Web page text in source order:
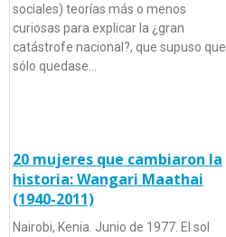
sociales) teorías más o menos
curiosas para explicar la ¿gran
catástrofe nacional?, que supuso que
sólo quedase…
20 mujeres que cambiaron la
historia: Wangari Maathai
(1940-2011)
Nairobi, Kenia. Junio de 1977. El sol